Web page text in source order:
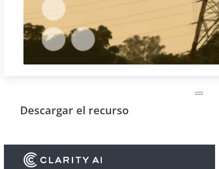
Descargar el recurso